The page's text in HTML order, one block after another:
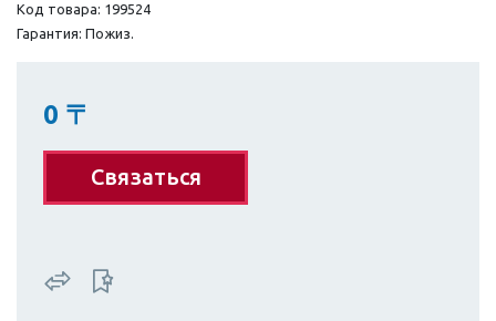
Код товара: 199524
Гарантия: Пожиз.
0 〒
Связаться